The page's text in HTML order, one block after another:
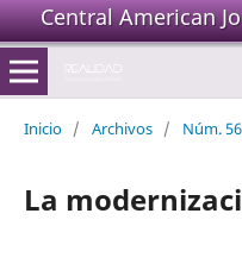
Central American
Inicio / Archivos / Núm.
La